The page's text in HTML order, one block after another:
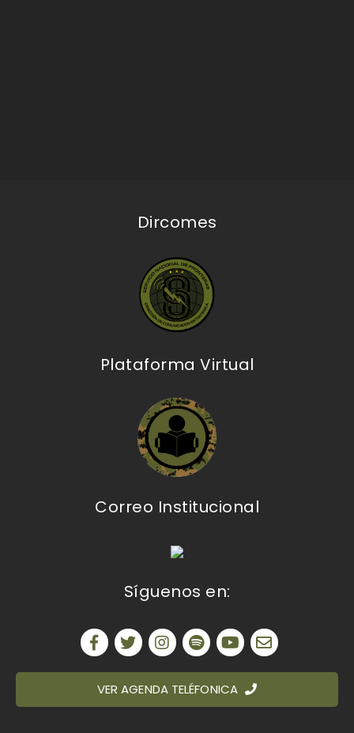
Dircomes
Plataforma Virtual
Correo Institucional
Síguenos en:
VER AGENDA TELÉFONICA